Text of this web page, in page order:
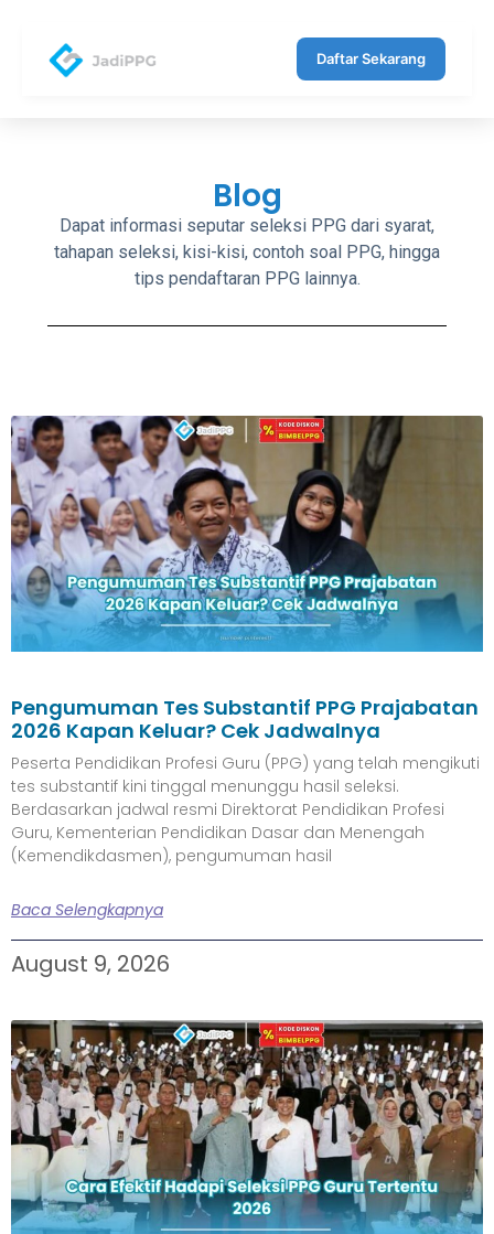
Daftar Sekarang
Blog
Dapat informasi seputar seleksi PPG dari syarat,
tahapan seleksi, kisi-kisi, contoh soal PPG, hingga
tips pendaftaran PPG lainnya.
Pengumuman Tes Substantif PPG Prajabatan
2026 Kapan Keluar? Cek Jadwalnya
Peserta Pendidikan Profesi Guru (PPG) yang telah mengikuti
tes substantif kini tinggal menunggu hasil seleksi.
Berdasarkan jadwal resmi Direktorat Pendidikan Profesi
Guru, Kementerian Pendidikan Dasar dan Menengah
(Kemendikdasmen), pengumuman hasil
Baca Selengkapnya
August 9, 2026